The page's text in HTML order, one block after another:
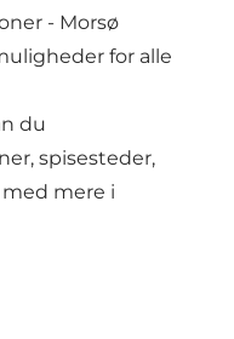
- Morsø
for alle
du
spisesteder,
mere i